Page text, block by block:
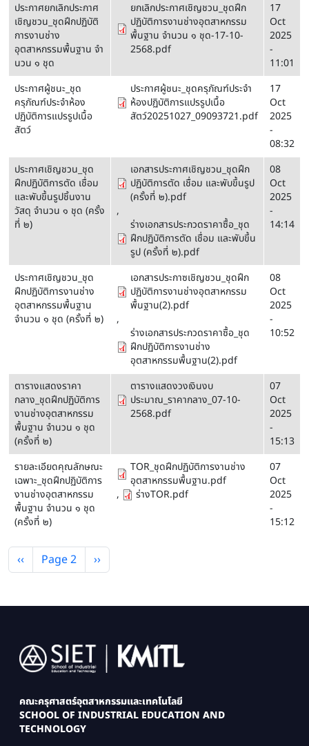
ประกาศยกเลิกประกาศ
เชิญชวน_ชุดฝึกปฏิบัติ
การงานช่าง
อุตสาหกรรมพื้นฐาน จํา
นวน ๑ ชุด
ยกเลิกประกาศเชิญชวน_ชุดฝึก
ปฏิบัติการงานช่างอุตสาหกรรม
พื้นฐาน จํานวน ๑ ชุด-17-10-
2568.pdf
17
Oct
2025
-
11:01
ประกาศผู้ชนะ_ชุด
ครุภัณฑ์ประจำห้อง
ปฏิบัติการแปรรูปเนื้อ
สัตว์
ประกาศผู้ชนะ_ชุดครุภัณฑ์ประจำ
ห้องปฏิบัติการแปรรูปเนื้อ
สัตว์20251027_09093721.pdf
17
Oct
2025
-
08:32
ประกาศเชิญชวน_ชุด
ฝึกปฏิบัติการตัด เชื่อม
และพับขึ้นรูปชิ้นงาน
วัสดุ จำนวน ๑ ชุด (ครั้ง
ที่ ๒)
เอกสารประกาศเชิญชวน_ชุดฝึก
ปฏิบัติการตัด เชื่อม และพับขึ้นรูป
(ครั้งที่ ๒).pdf
,
ร่างเอกสารประกวดราคาซื้อ_ชุด
ฝึกปฏิบัติการตัด เชื่อม และพับขึ้น
รูป (ครั้งที่ ๒).pdf
08
Oct
2025
-
14:14
ประกาศเชิญชวน_ชุด
ฝึกปฏิบัติการงานช่าง
อุตสาหกรรมพื้นฐาน
จำนวน ๑ ชุด (ครั้งที่ ๒)
เอกสารประกาซเชิญชวน_ชุดฝึก
ปฏิบัติการงานช่างอุตสาหกรรม
พื้นฐาน(2).pdf
,
ร่างเอกสารประกวดราคาซื้อ_ชุด
ฝึกปฏิบัติการงานช่าง
อุตสาหกรรมพื้นฐาน(2).pdf
08
Oct
2025
-
10:52
ตารางแสดงราคา
กลาง_ชุดฝึกปฏิบัติการ
งานช่างอุตสาหกรรม
พื้นฐาน จำนวน ๑ ชุด
(ครั้งที่ ๒)
ตารางแสดงวงเงินงบ
ประมาณ_ราคากลาง_07-10-
2568.pdf
07
Oct
2025
-
15:13
รายละเอียดคุณลักษณะ
เฉพาะ_ชุดฝึกปฏิบัติการ
งานช่างอุตสาหกรรม
พื้นฐาน จำนวน ๑ ชุด
(ครั้งที่ ๒)
TOR_ชุดฝึกปฏิบัติการงานช่าง
อุตสาหกรรมพื้นฐาน.pdf
,
ร่างTOR.pdf
07
Oct
2025
-
15:12
Pagination
Previous page
‹‹ Page 2 Next page
››
Image
คณะครุศาสตร์อุตสาหกรรมและเทคโนโลยี
SCHOOL OF INDUSTRIAL EDUCATION AND
TECHNOLOGY